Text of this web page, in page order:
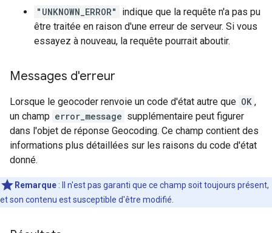
"UNKNOWN_ERROR"
indique que la requête n'a pas pu
être traitée en raison d'une erreur de serveur. Si vous
essayez à nouveau, la requête pourrait aboutir.
Messages d'erreur
Lorsque le geocoder renvoie un code d'état autre que OK ,
un champ error_message supplémentaire peut figurer
dans l'objet de réponse Geocoding. Ce champ contient des
informations plus détaillées sur les raisons du code d'état
donné.
Remarque : Il n'est pas garanti que ce champ soit toujours présent,
et son contenu est susceptible d'être modifié.